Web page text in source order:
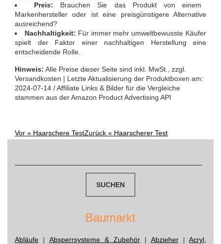
Preis: Brauchen Sie das Produkt von einem
Markenhersteller oder ist eine preisgünstigere Alternative
ausreichend?
Nachhaltigkeit: Für immer mehr umweltbewusste Käufer
spielt der Faktor einer nachhaltigen Herstellung eine
entscheidende Rolle.
Hinweis: Alle Preise dieser Seite sind inkl. MwSt., zzgl.
Versandkosten | Letzte Aktualisierung der Produktboxen am:
2024-07-14 / Affiliate Links & Bilder für die Vergleiche
stammen aus der Amazon Product Advertising API
navigation
Vor » Haarschere TestZurück « Haarscherer Test
Baumarkt
Abläufe | Absperrsysteme & Zubehör | Abzieher| Acryl,